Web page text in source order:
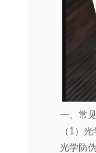
一、常
（1）光
光学防